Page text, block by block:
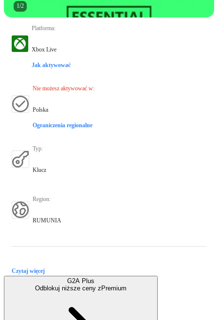
1/2
Platforma:
Xbox Live
Jak aktywować
Nie możesz aktywować w:
Polska
Ograniczenia regionalne
Typ:
Klucz
Region:
RUMUNIA
Czytaj więcej
G2A Plus
Odblokuj niższe ceny z Premium